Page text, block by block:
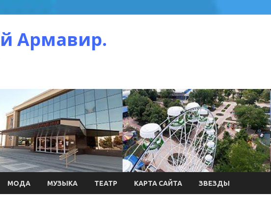
Армавир.
МОДА МУЗЫКА ТЕАТР КАРТА САЙТА ЗВЕЗДЫ